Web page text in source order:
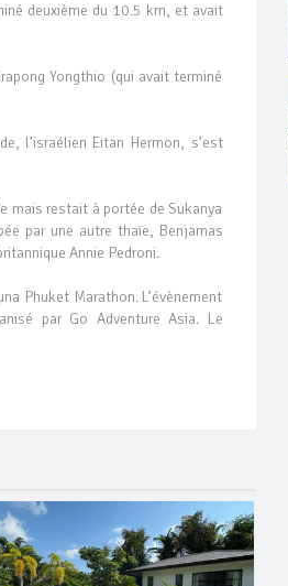
deuxième du 10.5 km, et avait
Yongthio (qui avait terminé
l’israélien Eitan Hermon, s’est
mais restait à portée de Sukanya
par une autre thaïe, Benjamas
Annie Pedroni.
Phuket Marathon. L’évènement
par Go Adventure Asia. Le